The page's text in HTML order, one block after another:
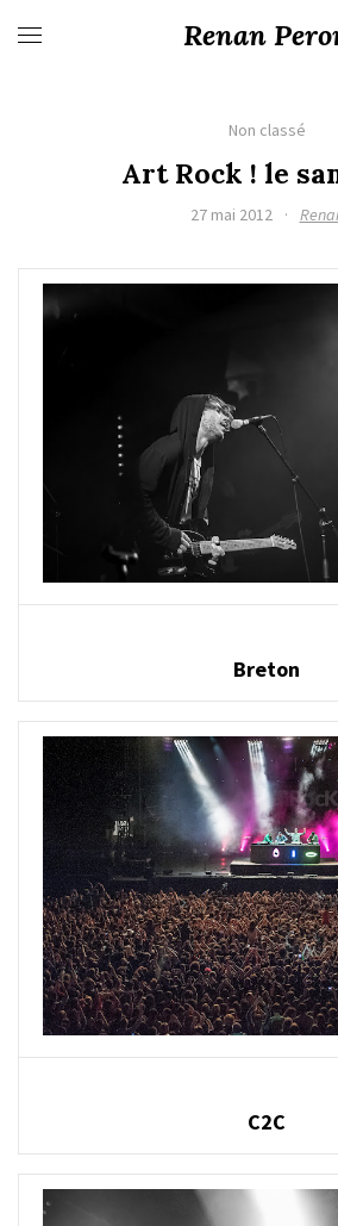
Renan
Non classé
Art Rock ! le
27 mai 2012 ·
Breton
C2C